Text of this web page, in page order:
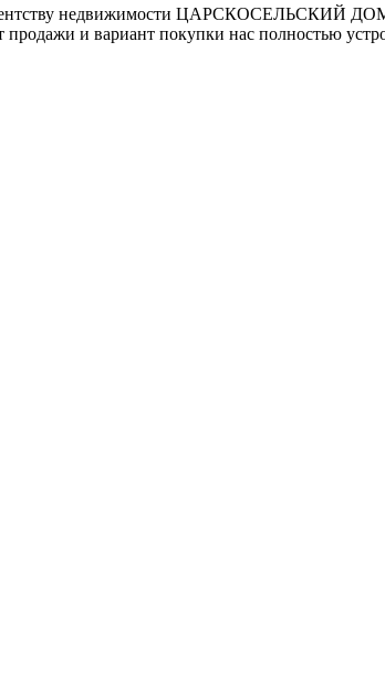
недвижимости ЦАРСКОСЕЛЬСКИЙ
продажи и вариант покупки нас полностью